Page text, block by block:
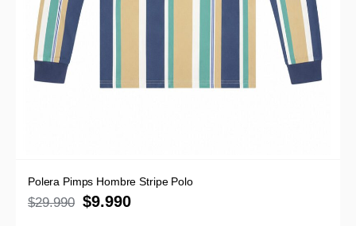
Polera Pimps Hombre Stripe Polo
$29.990 $9.990